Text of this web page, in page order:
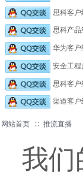
思科客户
思科产品
华为客户
安全工程
思科客户
渠道客户
网站首页 ∷ 推流直播
我们